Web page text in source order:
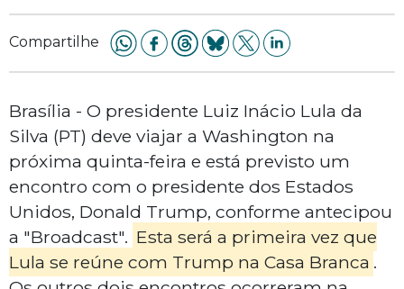
Compartilhe
Brasília - O presidente Luiz Inácio Lula da
Silva (PT) deve viajar a Washington na
próxima quinta-feira e está previsto um
encontro com o presidente dos Estados
Unidos, Donald Trump, conforme antecipou
a "Broadcast". Esta será a primeira vez que
Lula se reúne com Trump na Casa Branca .